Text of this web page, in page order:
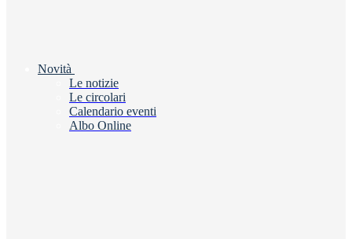
Novità
Le notizie
Le circolari
Calendario eventi
Albo Online